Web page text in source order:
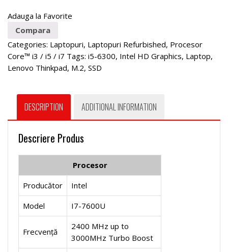
Adauga la Favorite
Compara
Categories: Laptopuri, Laptopuri Refurbished, Procesor
Core™ i3 / i5 / i7 Tags: i5-6300, Intel HD Graphics, Laptop,
Lenovo Thinkpad, M.2, SSD
DESCRIPTION ADDITIONAL INFORMATION
Descriere Produs
Procesor
Producător
Intel
Model
I7-7600U
Frecvență
2400 MHz up to
3000MHz Turbo Boost